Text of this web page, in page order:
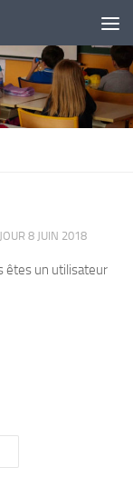
8 JUIN 2018
êtes un utilisateur